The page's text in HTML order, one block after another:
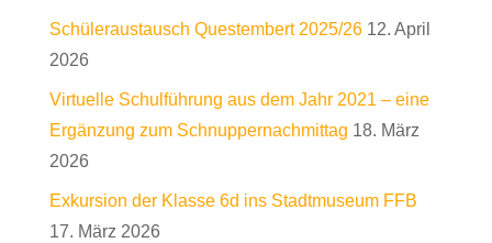
Schüleraustausch Questembert 2025/26 12. April
2026
Virtuelle Schulführung aus dem Jahr 2021 – eine
Ergänzung zum Schnuppernachmittag 18. März
2026
Exkursion der Klasse 6d ins Stadtmuseum FFB
17. März 2026